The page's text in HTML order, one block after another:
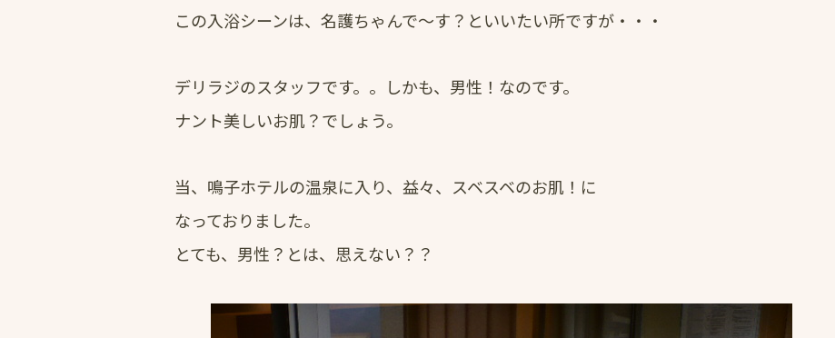
この入浴シーンは、名護ちゃんで～す？といいたい所ですが・・・
デリラジのスタッフです。。しかも、男性！なのです。
ナント美しいお肌？でしょう。
当、鳴子ホテルの温泉に入り、益々、スベスベのお肌！に
なっておりました。
とても、男性？とは、思えない？？